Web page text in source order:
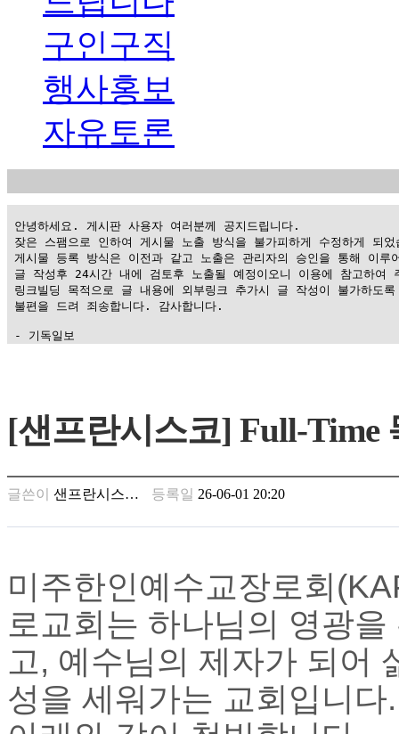
구인구직
행사홍보
자유토론
안녕하세요. 게시판 사용자 여러분께 공지드립니다.
잦은 스팸으로 인하여 게시물 노출 방식을 불가피하게 수정하게 되었
게시물 등록 방식은 이전과 같고 노출은 관리자의 승인을 통해 이루
글 작성후 24시간 내에 검토후 노출될 예정이오니 이용에 참고하여
링크빌딩 목적으로 글 내용에 외부링크 추가시 글 작성이 불가하도
불편을 드려 죄송합니다. 감사합니다.
- 기독일보
남
찾
은
꼴
크
넷
소
합
체
출
장
[샌프란시스코] Full-Time
글쓴이 샌프란시스… 등록일 26-06-01 20:20
미주한인예수교장로회
로교회는 하나님의 영광
고 , 예수님의 제자가 되어
성을 세워가는 교회입니다